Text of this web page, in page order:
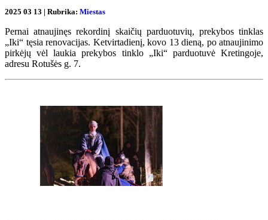
2025 03 13 | Rubrika: Miestas
Pernai atnaujinęs rekordinį skaičių parduotuvių, prekybos tinklas
„Iki“ tęsia renovacijas. Ketvirtadienį, kovo 13 dieną, po atnaujinimo
pirkėjų vėl laukia prekybos tinklo „Iki“ parduotuvė Kretingoje,
adresu Rotušės g. 7.